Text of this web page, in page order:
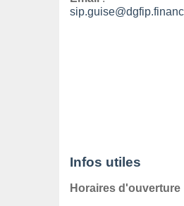
Infos utiles
Horaires d'ouverture